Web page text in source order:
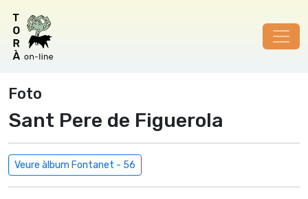
Foto
Sant Pere de Figuerola
Veure àlbum Fontanet - 56